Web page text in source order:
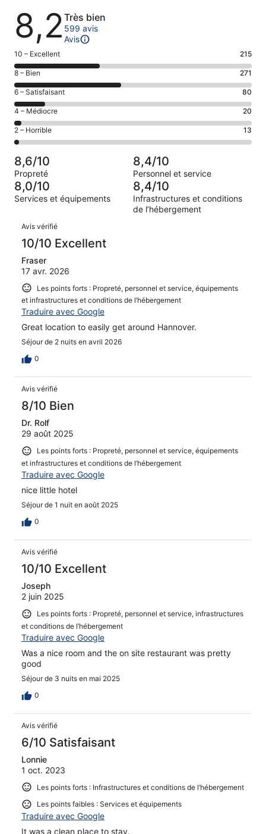
Avis
8,2 Très bien
599 avis
Avis
Note
des
voyageurs
de 10
(Excellent),
d’après 215 avis
sur 599.
10 – Excellent 215
Note
des
voyageurs
de 8
(Bien),
d’après 271 avis
sur 599.
8 – Bien 271
Note
des
voyageurs
de 6
(Satisfaisant),
sur 599.
6 – Satisfaisant 80
Note
des
voyageurs
de 4
(Médiocre),
d’après 20 avis
sur 599.
4 – Médiocre 20
Note
des
voyageurs
de 2
(Horrible),
d’après 13 avis
sur 599.
2 – Horrible 13
8,6/10
Propreté
8,4/10
Personnel et service
8,0/10
Services et équipements
8,4/10
Infrastructures et conditions
de l’hébergement
Avis
Avis vérifié
10/10 Excellent
Fraser
17 avr. 2026
Les points forts : Propreté, personnel et service, équipements
et infrastructures et conditions de l’hébergement
Traduire avec Google
Great location to easily get around Hannover.
Séjour de 2 nuits en avril 2026
0
Avis vérifié
8/10 Bien
Dr. Rolf
29 août 2025
Les points forts : Propreté, personnel et service, équipements
et infrastructures et conditions de l’hébergement
Traduire avec Google
nice little hotel
Séjour de 1 nuit en août 2025
0
Avis vérifié
10/10 Excellent
Joseph
2 juin 2025
Les points forts : Propreté, personnel et service, infrastructures
et conditions de l’hébergement
Traduire avec Google
Was a nice room and the on site restaurant was pretty
good
Séjour de 3 nuits en mai 2025
0
Avis vérifié
6/10 Satisfaisant
Lonnie
1 oct. 2023
Les points forts : Infrastructures et conditions de l’hébergement
Les points faibles : Services et équipements
Traduire avec Google
It was a clean place to stay.